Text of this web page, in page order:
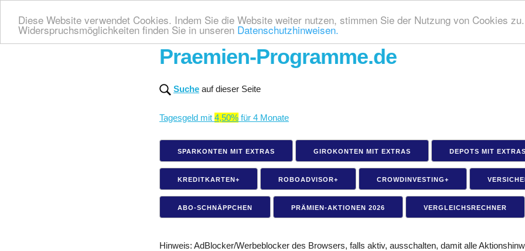
Diese Website verwendet Cookies. Indem Sie die Website weiter nutzen, stimmen Sie der Nutzung von Cookies
Widerspruchsmöglichkeiten finden Sie in unseren Datenschutzhinweisen.
Praemien-Programme.de
Suche auf dieser Seite
Tagesgeld mit 4,50% für 4 Monate
SPARKONTEN MIT EXTRAS GIROKONTEN MIT EXTRAS DEPOTS MIT EXTRAS
KREDITKARTEN+ ROBOADVISOR+ CROWDINVESTING+
ABO-SCHNÄPPCHEN PRÄMIEN-AKTIONEN 2026 VERGLEICHSRECHNER
Hinweis: AdBlocker/Werbeblocker des Browsers, falls aktiv, ausschalten, damit alle